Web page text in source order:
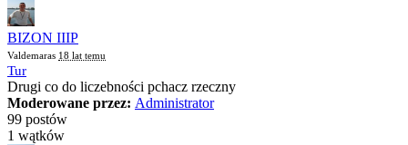
BIZON IIIP
Valdemaras 18 lat temu
Tur
Drugi co do liczebności pchacz rzeczny
Moderowane przez: Administrator
99 postów
1 wątków